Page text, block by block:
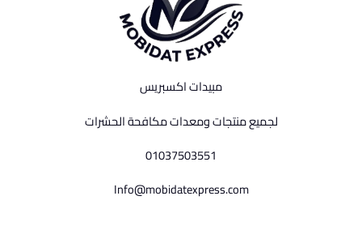
مبيدات اكسبريس
لجميع منتجات ومعدات مكافحة الحشرات
01037503551
Info@mobidatexpress.com